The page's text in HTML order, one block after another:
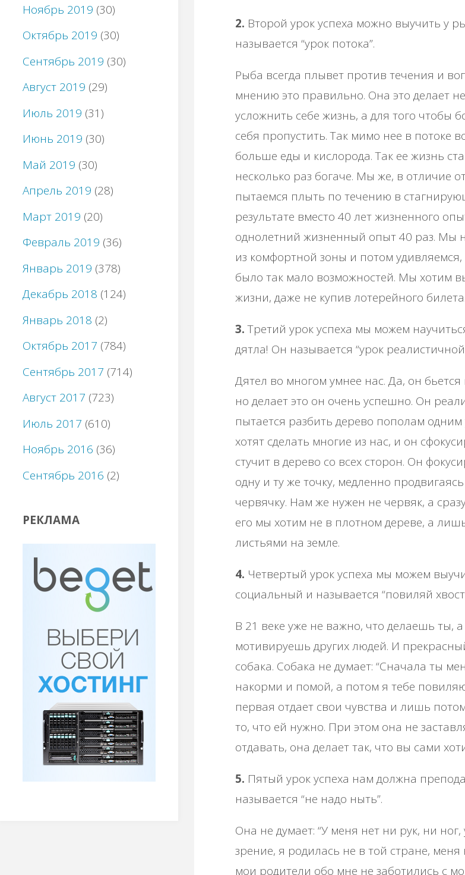
2. Второй урок успеха можно выучить у
называется “урок потока”.
Рыба всегда плывет против течения и
мнению это правильно. Она это делает
усложнить себе жизнь, а для того чтобы
себя пропустить. Так мимо нее в потоке
больше еды и кислорода. Так ее жизнь
несколько раз богаче. Мы же, в отличие
пытаемся плыть по течению в
результате вместо 40 лет жизненного
однолетний жизненный опыт 40 раз. Мы
из комфортной зоны и потом
было так мало возможностей. Мы хотим
жизни, даже не купив лотерейного билета.
3.Третий урок успеха мы можем
дятла! Он называется “урок
Дятел во многом умнее нас. Да, он бьется
но делает это он очень успешно. Он
пытается разбить дерево пополам одним
хотят сделать многие из нас, и он
стучит в дерево со всех сторон. Он
одну и ту же точку, медленно
червячку. Нам же нужен не червяк, а
его мы хотим не в плотном дереве, а
листьями на земле.
4. Четвертый урок успеха мы можем
социальный и называется “повиляй
В 21 веке уже не важно, что делаешь ты,
мотивируешь других людей. И
собака. Собака не думает: “Сначала ты
накорми и помой, а потом я тебе
первая отдает свои чувства и лишь
то, что ей нужно. При этом она не
отдавать, она делает так, что вы сами
5. Пятый урок успеха нам должна
называется “не надо ныть”.
Она не думает: “У меня нет ни рук, ни
зрение, я родилась не в той стране,
мои родители обо мне не заботились с
Ноябрь 2019 (30)
Октябрь 2019 (30)
Сентябрь 2019 (30)
Август 2019 (29)
Июль 2019 (31)
Июнь 2019 (30)
Май 2019 (30)
Апрель 2019 (28)
Март 2019 (20)
Февраль 2019 (36)
Январь 2019 (378)
Декабрь 2018 (124)
Январь 2018 (2)
Октябрь 2017 (784)
Сентябрь 2017 (714)
Август 2017 (723)
Июль 2017 (610)
Ноябрь 2016 (36)
Сентябрь 2016 (2)
РЕКЛАМА